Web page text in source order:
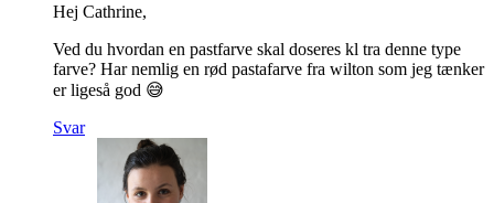
Hej Cathrine,
Ved du hvordan en pastfarve skal doseres kl tra denne type
farve? Har nemlig en rød pastafarve fra wilton som jeg tænker
er ligeså god 😅
Svar